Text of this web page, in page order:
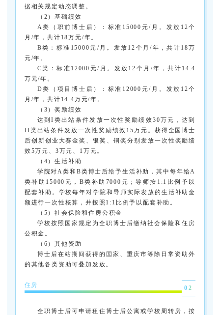
据相关规定动态调整。
（2）基础绩效
A类（职前博士后）：标准15000元/月。发放12个
月/年，共计18万元/年。
B类：标准15000元/月。发放12个月/年，共计18万
元/年。
C类：标准12000元/月。发放12个月/年，共计14.4
万元/年。
D类（项目博士后）：标准12000元/月。发放12个
月/年，共计14.4万元/年。
（3）奖励绩效
达到I类出站条件发放一次性奖励绩效30万元，达到
II类出站条件发放一次性奖励绩效15万元。获得全国博士
后创新创业大赛金奖、银奖、铜奖分别发放一次性奖励绩
效5万元、3万元、1万元。
（4）生活补助
学院对A类和B类博士后给予生活补助，其中每年给A
类补助15000元，B类补助7000元；导师按1:1比例予以
配套补助。学校每年对学院和导师实际发放的生活补助金
额进行一次性核算，并按照1:1比例予以配套补助。
（5）社会保险和住房公积金
学校按照国家规定为全职博士后缴纳社会保险和住房
公积金。
（6）其他资助
博士后在站期间获得的国家、重庆市等除日常资助外
的其他各类资助可叠加发放。
住房 02
全职博士后可申请租住博士后公寓或学校周转房，按